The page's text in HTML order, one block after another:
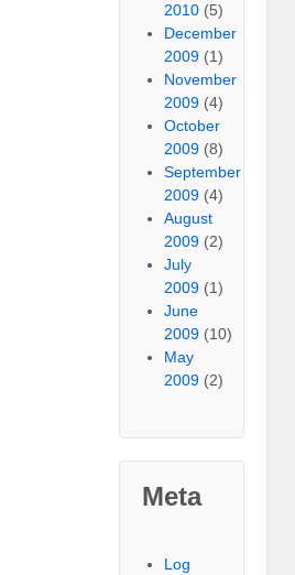
2010 (5)
December
2009 (1)
November
2009 (4)
October
2009 (8)
September
2009 (4)
August
2009 (2)
July
2009 (1)
June
2009 (10)
May
2009 (2)
Meta
Log